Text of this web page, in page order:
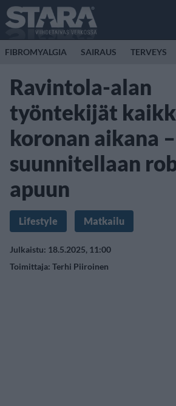
FIBROMYALGIA SAIRAUS TERVEYS
Ravintola-alan
työntekijät
koronan aikana
suunnitellaan
apuun
Lifestyle Matkailu
Julkaistu: 18.5.2025, 11:00
Toimittaja: Terhi Piiroinen